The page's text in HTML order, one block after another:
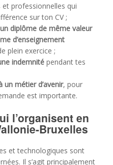
et professionnelles qui
sur ton CV ;
diplôme de même valeur
d’enseignement
plein exercice ;
indemnitépendant tes
métier d’avenir, pour
est importante.
l’organisent en
Bruxelles
et technologiques sont
Il s’agit principalement